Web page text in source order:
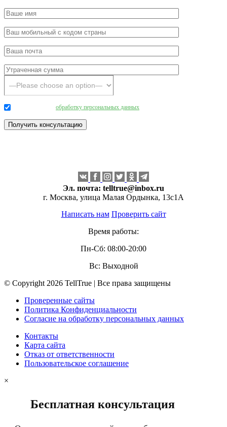
обработку персональных данных
Эл. почта: telltrue@inbox.ru
г. Москва, улица Малая Ордынка, 13с1А
Написать нам Проверить сайт
Время работы:
Пн-Сб: 08:00-20:00
Вс: Выходной
© Copyright 2026 TellTrue | Все права защищены
Проверенные сайты
Политика Конфиденциальности
Согласие на обработку персональных данных
Контакты
Карта сайта
Отказ от ответственности
Пользовательское соглашение
×
Бесплатная консультация